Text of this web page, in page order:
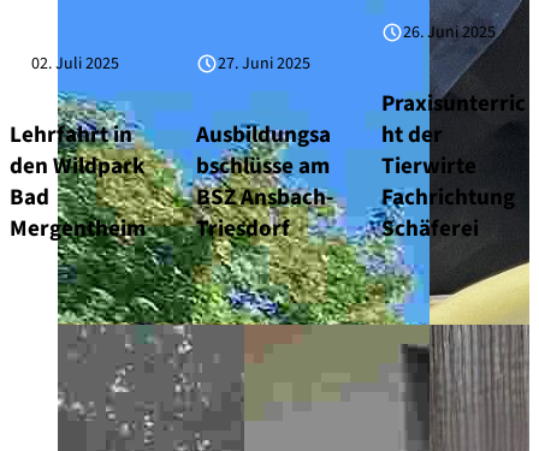
02. Juli 2025
Lehrfahrt in
den Wildpark
Bad
Mergentheim
27. Juni 2025
Ausbildungsa
bschlüsse am
BSZ Ansbach-
Triesdorf
26. Juni 2025
Praxisunterric
ht der
Tierwirte
Fachrichtung
Schäferei